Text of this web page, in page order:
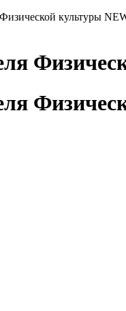
культуры